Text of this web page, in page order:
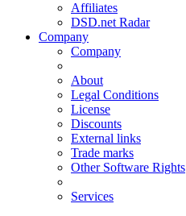
Affiliates
DSD.net Radar
Company
Company
About
Legal Conditions
License
Discounts
External links
Trade marks
Other Software Rights
Services